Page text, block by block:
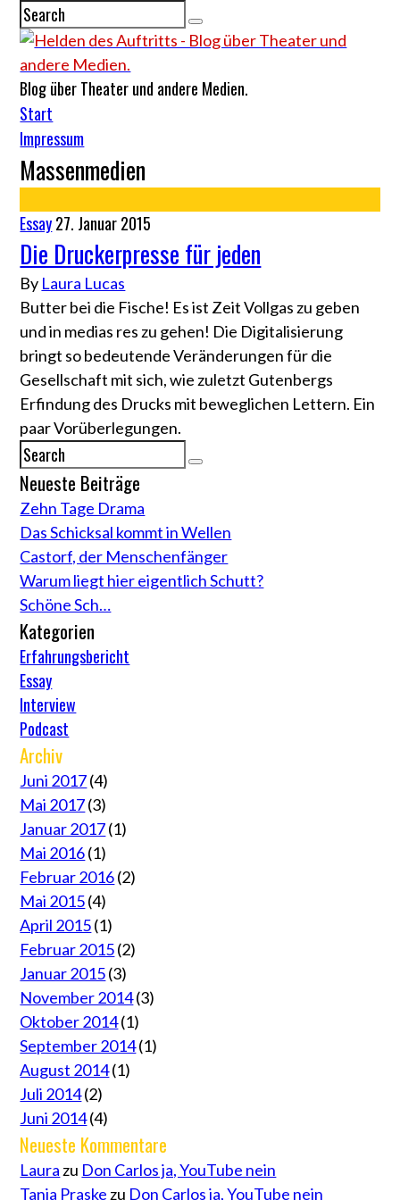
Blog über Theater und andere Medien.
Start
Impressum
Massenmedien
Essay27. Januar 2015
Die Druckerpresse für jeden
By Laura Lucas
Butter bei die Fische! Es ist Zeit Vollgas zu geben
und in medias res zu gehen! Die Digitalisierung
bringt so bedeutende Veränderungen für die
Gesellschaft mit sich, wie zuletzt Gutenbergs
Erfindung des Drucks mit beweglichen Lettern. Ein
paar Vorüberlegungen.
Neueste Beiträge
Zehn Tage Drama
Das Schicksal kommt in Wellen
Castorf, der Menschenfänger
Warum liegt hier eigentlich Schutt?
Schöne Sch…
Kategorien
Erfahrungsbericht
Essay
Interview
Podcast
Archiv
Juni 2017(4)
Mai 2017(3)
Januar 2017(1)
Mai 2016(1)
Februar 2016(2)
Mai 2015(4)
April 2015(1)
Februar 2015(2)
Januar 2015(3)
November 2014(3)
Oktober 2014(1)
September 2014(1)
August 2014(1)
Juli 2014(2)
Juni 2014(4)
Neueste Kommentare
Laura zu Don Carlos ja, YouTube nein
Tanja Praske zu Don Carlos ja, YouTube nein